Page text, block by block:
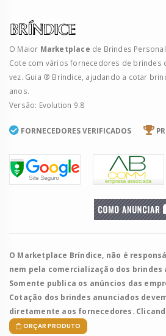
O Maior Marketplace de Brindes
Cote com vários fornecedores de brindes
vez. Guia ® Bríndice, ajudando a cotar
anos.
Versão: Evolution 9.8
FORNECEDORES VERIFICADOS
O Marketplace Bríndice, não é
nem pela comercialização dos brindes
Somente publica os anúncios das
Cotação dos brindes anunciados
diretamente aos fornecedores.
ORÇAR PRODUTO